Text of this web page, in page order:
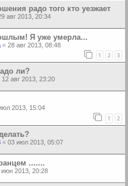
радо того кто уезжает
авг 2013, 20:34
Я уже умерла...
« 28 авг 2013, 08:48
1 2 3
ли?
12 авг 2013, 23:20
2013, 15:04
1 2
« 03 июл 2013, 05:07
.......
июн 2013, 20:28